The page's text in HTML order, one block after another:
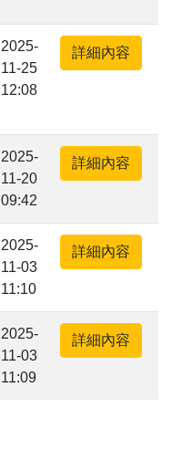
2025-
11-25
12:08
詳細內容
2025-
11-20
09:42
詳細內容
2025-
11-03
11:10
詳細內容
2025-
11-03
11:09
詳細內容